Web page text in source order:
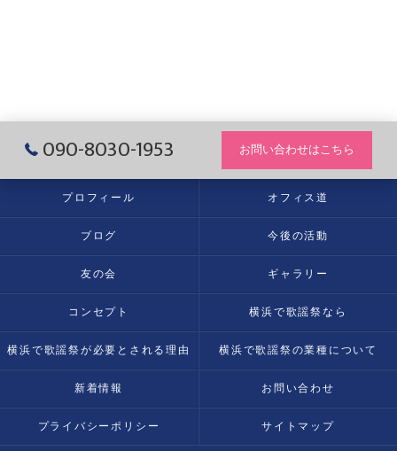
090-8030-1953 お問い合わせはこちら
プロフィール オフィス道
ブログ 今後の活動
友の会 ギャラリー
コンセプト 横浜で歌謡祭なら
横浜で歌謡祭が必要とされる理由 横浜で歌謡祭の業種について
新着情報 お問い合わせ
プライバシーポリシー サイトマップ